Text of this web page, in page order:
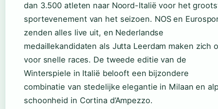
dan 3.500 atleten naar Noord-Italië voor het
sportevenement van het seizoen. NOS en
zenden alles live uit, en Nederlandse
medaillekandidaten als Jutta Leerdam maken zich
voor snelle races. De tweede editie van de
Winterspiele in Italië belooft een bijzondere
combinatie van stedelijke elegantie in Milaan en
schoonheid in Cortina d’Ampezzo.